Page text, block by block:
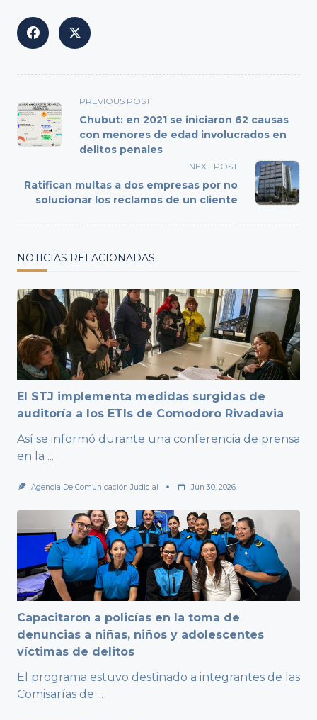
<span
class="nav-
subtitle
screen-
text">Page</span>
PREVIOUS POST
Chubut: en 2021 se iniciaron 62 causas
con menores de edad involucrados en
delitos penales
NEXT POST
Ratifican multas a dos empresas por no
solucionar los reclamos de un cliente
NOTICIAS RELACIONADAS
El STJ implementa medidas surgidas de
auditoría a los ETIs de Comodoro Rivadavia
Así se informó durante una conferencia de prensa
en la ...
Agencia De Comunicación Judicial Jun 30, 2026
Capacitaron a policías en la toma de
denuncias a niñas, niños y adolescentes
víctimas de delitos
El programa estuvo destinado a integrantes de las
Comisarías de ...